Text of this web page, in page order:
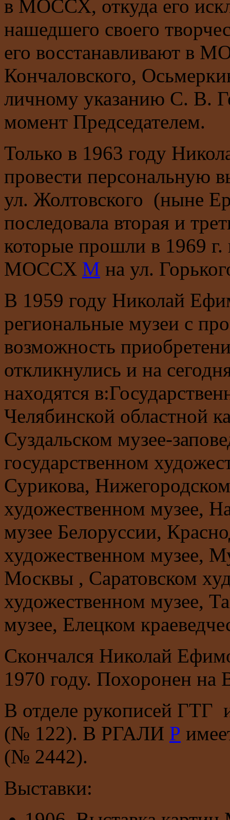
в МОССХ, откуда его
нашедшего своего
его восстанавливают в
Кончаловского,
личному указанию С. В.
момент Председателем.
Только в 1963 году
провести персональную
ул. Жолтовского (ныне
последовала вторая и
которые прошли в 1969
МОССХ М на ул.
В 1959 году Николай
региональные музеи с
возможность
откликнулись и на
находятся
Челябинской областной
Суздальском музее-
государственном
Сурикова,
художественном музее,
музее Белоруссии,
художественном музее,
Москвы , Саратовском
художественном музее,
музее, Елецком
Скончался Николай
1970 году. Похоронен на
В отделе рукописей ГТГ
(№ 122). В РГАЛИ Р
(№ 2442).
Выставки: